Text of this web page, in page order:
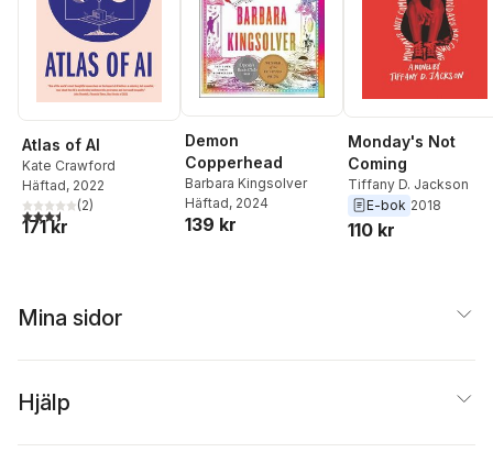
Atlas of AI
Kate Crawford
Häftad, 2022
3,5utav 5 stjärnor. Totalt antal röster:
(2)
171 kr
Demon
Copperhead
Barbara Kingsolver
Häftad, 2024
139 kr
Monday's Not
Coming
Tiffany D. Jackson
E-bok 2018
110 kr
Mina sidor
Hjälp